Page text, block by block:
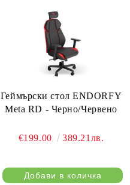
Геймърски стол ENDORFY
Meta RD - Черно/Червено
€199.00 389.21лв.